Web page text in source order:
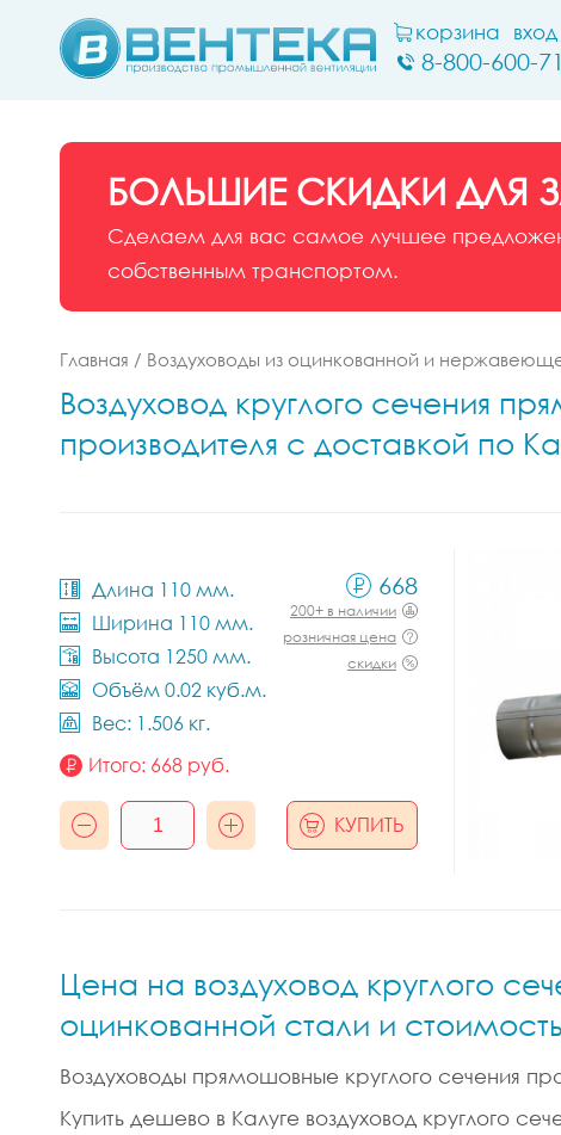
корзина вход
8-800-600-
БОЛЬШИЕ СКИДКИ ДЛЯ
Сделаем для вас самое лучшее
собственным транспортом.
Главная / Воздуховоды из оцинкованной и
Воздуховод круглого сечения
производителя с доставкой по
Длина 110 мм.
Ширина 110 мм.
Высота 1250 мм.
Объём 0.02 куб.м.
Вес: 1.506 кг.
668
200+ в наличии
розничная цена
скидки
Итого: 668 руб.
КУПИТЬ
Цена на воздуховод круглого
оцинкованной стали и
Воздуховоды прямошовные круглого сечения
Купить дешево в Калуге воздуховод круглого